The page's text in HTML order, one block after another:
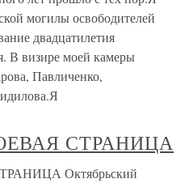
могилы освободителей
двадцатилетия
В визире моей камеры
Павличенко,
СТРАНИЦА
Октябрьский